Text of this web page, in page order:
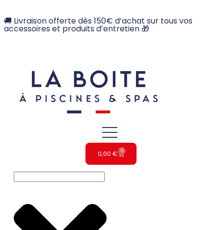
🚚 Livraison offerte dès 150€ d’achat sur tous vos
accessoires et produits d’entretien 🎁
0,00 € 0